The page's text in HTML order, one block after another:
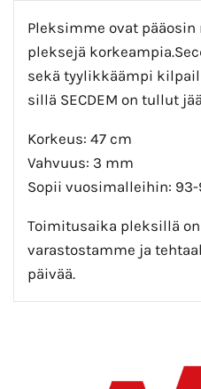
Pleksimme ovat
pleksejä
sekä tyylikkäämpi
sillä SECDEM on tullut
Korkeus: 47 cm
Vahvuus: 3 mm
Sopii vuosimalleihin:
Toimitusaika pleksillä on
varastostamme ja
päivää.